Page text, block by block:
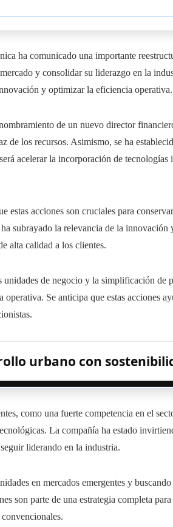
ha comunicado una importante
y consolidar su liderazgo en la
y optimizar la eficiencia operativa.
de un nuevo director
de los recursos. Asimismo, se ha
acelerar la incorporación de tecnologías
estas acciones son cruciales para
subrayado la relevancia de la innovación
alta calidad a los clientes.
de negocio y la simplificación de
Se anticipa que estas acciones
urbano con
como una fuerte competencia en el
La compañía ha estado
liderando en la industria.
en mercados emergentes y
son parte de una estrategia completa